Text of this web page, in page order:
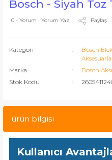
Bosch - Siyah Toz
0 - Yorum | Yorum Yaz Paylaş
Kategori
Bosch
Marka
Bosch
Stok Kodu
ürün bilgisi
Kullanıcı